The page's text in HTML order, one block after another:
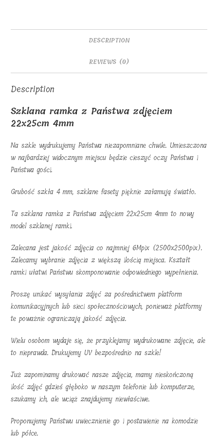
DESCRIPTION
REVIEWS (0)
Description
Szklana ramka z Państwa zdjęciem
22x25cm 4mm
Na szkle wydrukujemy Państwa niezapomniane chwile. Umieszczona
w najbardziej widocznym miejscu będzie cieszyć oczy Państwa i
Państwa gości.
Grubość szkła 4 mm, szklane fasety pięknie załamują światło.
Ta szklana ramka z Państwa zdjęciem 22x25cm 4mm to nowy
model szklanej ramki.
Zalecana jest jakość zdjęcia co najmniej 6Mpix (2500x2500pix).
Zalecamy wybranie zdjęcia z większą ilością miejsca. Kształt
ramki ułatwi Państwu skomponowanie odpowiedniego wypełnienia.
Proszę unikać wysyłania zdjęć za pośrednictwem platform
komunikacyjnych lub sieci społecznościowych, ponieważ platformy
te poważnie ograniczają jakość zdjęcia.
Wielu osobom wydaje się, że przyklejamy wydrukowane zdjęcie, ale
to nieprawda. Drukujemy UV bezpośrednio na szkle!
Już zapominamy drukować nasze zdjęcia, mamy nieskończoną
ilość zdjęć gdzieś głęboko w naszym telefonie lub komputerze,
szukamy ich, ale wciąż znajdujemy niewłaściwe.
Proponujemy Państwu uwiecznienie go i postawienie na komodzie
lub półce.